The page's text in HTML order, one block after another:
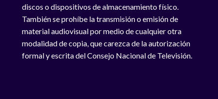
discos o dispositivos de almacenamiento físico.
También se prohíbe la transmisión o emisión de
material audiovisual por medio de cualquier otra
modalidad de copia, que carezca de la autorización
formal y escrita del Consejo Nacional de Televisión.